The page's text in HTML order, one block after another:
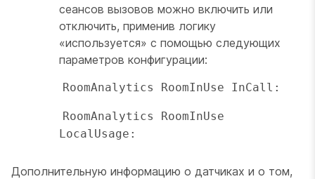
сеансов вызовов можно включить или
отключить, применив логику
«используется» с помощью следующих
параметров конфигурации:
RoomAnalytics RoomInUse
LocalUsage:
Дополнительную информацию о датчиках и о том,